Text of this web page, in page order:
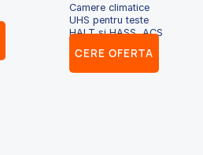
Camere climatice
UHS pentru teste
HALT și HASS, ACS
CERE OFERTA